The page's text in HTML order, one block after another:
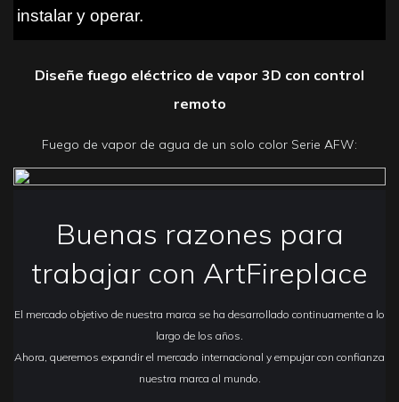
instalar y operar.
Diseñe fuego eléctrico de vapor 3D con control
remoto
Fuego de vapor de agua de un solo color Serie AFW:
Buenas razones para
trabajar con ArtFireplace
El mercado objetivo de nuestra marca se ha desarrollado continuamente a lo
largo de los años.
Ahora, queremos expandir el mercado internacional y empujar con confianza
nuestra marca al mundo.